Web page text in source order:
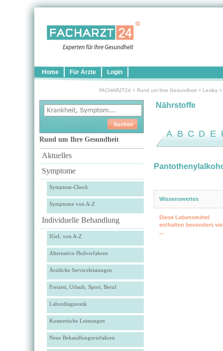
Home Für Ärzte Login
FACHARZT24 > Rund um Ihre Gesundheit > Lexika >
Rund um Ihre Gesundheit
Aktuelles
Symptome
Symptom-Check
Symptome von A-Z
Individuelle Behandlung
IGeL von A-Z
Alternative Heilverfahren
Ärztliche Serviceleistungen
Freizeit, Urlaub, Sport, Beruf
Labordiagnostik
Kosmetische Leistungen
Neue Behandlungsverfahren
Nährstoffe
A B C D E
Wissenswertes
Diese Lebensmittel
enthalten besonders
...